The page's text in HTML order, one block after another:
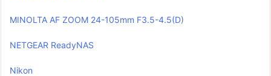
MINOLTA AF ZOOM 24-105mm F3.5-4.5(D)
NETGEAR ReadyNAS
Nikon